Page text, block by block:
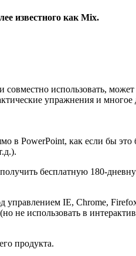
известного как Mix.
использовать,
упражнения и
в PowerPoint, как если бы это
бесплатную 180-
управлением IE, Chrome,
не использовать в
продукта.